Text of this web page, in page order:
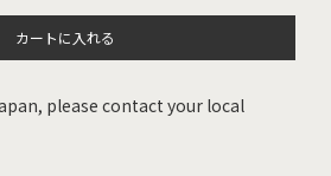
カートに入れる
please contact your local